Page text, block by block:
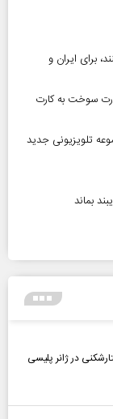
برای ایران و
کارت سوخت به کارت
را از دست دادیم/ پخش ۲ مجموعه تلویزیونی جدید
بماند
در ژانر پلیسی